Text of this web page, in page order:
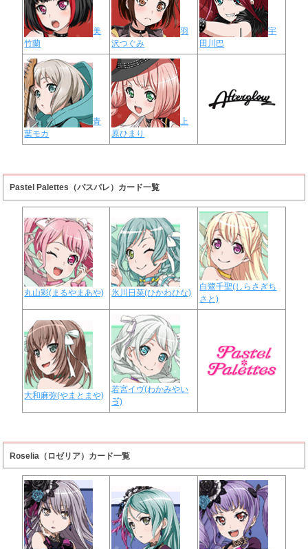
美
竹蘭
羽
沢つぐみ
宇
田川巴
青
葉モカ
上
原ひまり
Pastel Palettes（パスパレ）カード一覧
丸山彩(まるやまあや) 氷川日菜(ひかわひな)
白鷺千聖(しらさぎち
さと)
大和麻弥(やまとまや)
若宮イヴ(わかみやい
ゔ)
Roselia（ロゼリア）カード一覧